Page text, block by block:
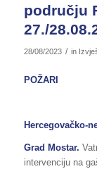
području
27./
28/08/2023 / in
POŽARI
Hercegovačko-
Grad Mostar.
intervenciju na